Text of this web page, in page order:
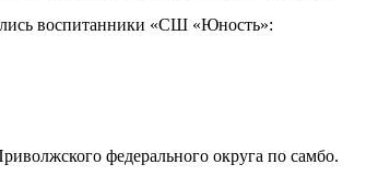
воспитанники «СШ «Юность»:
федерального округа по самбо.